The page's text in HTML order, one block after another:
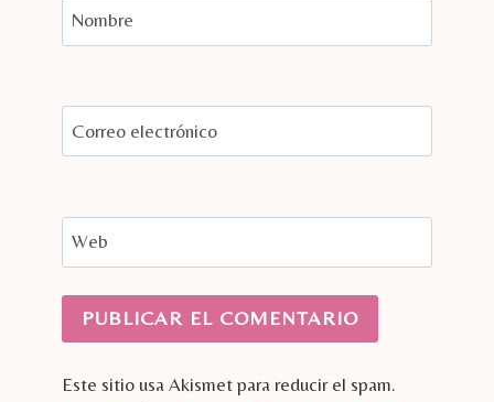
Nombre
Correo electrónico
Web
Este sitio usa Akismet para reducir el spam.